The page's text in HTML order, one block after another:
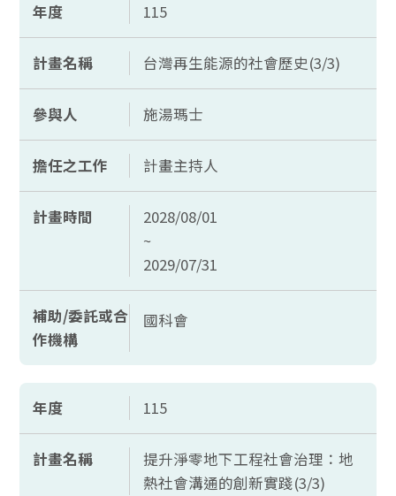
年度 115
計畫名稱 台灣再生能源的社會歷史(3/3)
參與人 施湯瑪士
擔任之工作 計畫主持人
計畫時間
2028/08/01
~
2029/07/31
補助/委託或合
作機構
國科會
年度 115
計畫名稱
提升淨零地下工程社會治理：地
熱社會溝通的創新實踐(3/3)